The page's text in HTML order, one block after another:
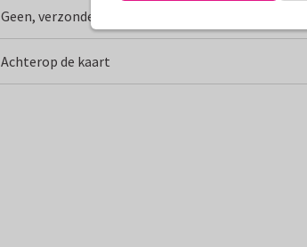
Geen, verzonden als ansichtkaart
Achterop de kaart